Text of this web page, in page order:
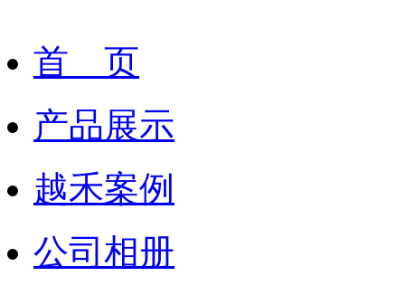
首 页
产品展示
越禾案例
公司相册